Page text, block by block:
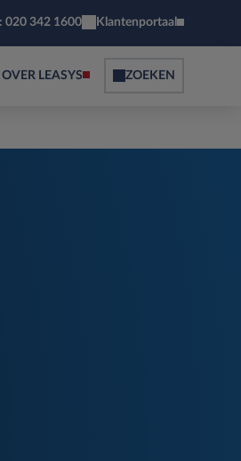
020 342 1600 Klantenportaal
OVER LEASYS ZOEKEN